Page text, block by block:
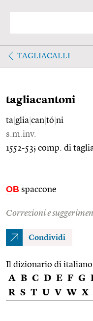
TAGLIACALLI
tagliacantoni
ta glia can tó ni
s.m.inv.
1552-53; comp. di
OB spaccone
Correzioni e
Condividi
Il dizionario di italiano
A B C D E F G
R S T U V W X